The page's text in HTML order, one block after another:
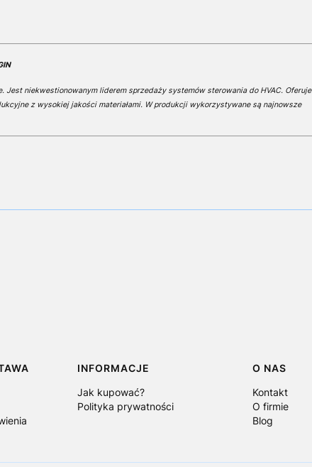
Jest niekwestionowanym liderem sprzedaży systemów sterowania do HVAC. Oferuje
z wysokiej jakości materiałami. W produkcji wykorzystywane są najnowsze
INFORMACJE
Jak kupować?
Polityka prywatności
O NAS
Kontakt
O firmie
Blog